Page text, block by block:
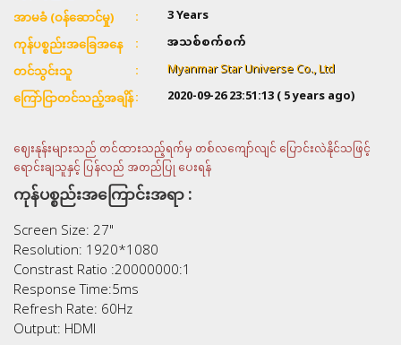
အာမခံ (ဝန်ဆောင်မှု) 3 Years
ကုန်ပစ္စည်းအခြေအနေ အသစ်စက်စက်
တင်သွင်းသူ Myanmar Star Universe Co., Ltd
ကြော်ငြာတင်သည့်အချိန် 2020-09-26 23:51:13( 5 years ago)
ဈေးနုန်းများသည် တင်ထားသည့်ရက်မှ တစ်လကျော်လျင် ပြောင်းလဲနိုင်သဖြင့်
ရောင်းချသူနှင့် ပြန်လည် အတည်ပြု ပေးရန်
ကုန်ပစ္စည်းအကြောင်းအရာ :
Screen Size: 27"
Resolution: 1920*1080
Constrast Ratio :20000000:1
Response Time:5ms
Refresh Rate: 60Hz
Output: HDMI